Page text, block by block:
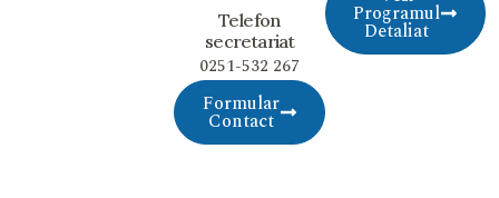
Programul
Detaliat
Telefon
secretariat
0251-532 267
Formular
Contact